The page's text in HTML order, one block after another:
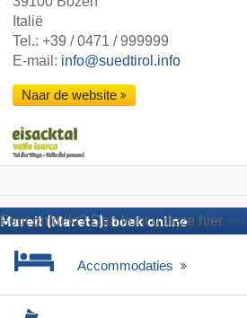
Italië
Tel.: +39 / 0471 / 999999
E-mail: info@suedtirol.info
Naar de website
Fout ontdekt? Dan kunt u deze hier
Mareit (Mareta): boek online
Accommodaties